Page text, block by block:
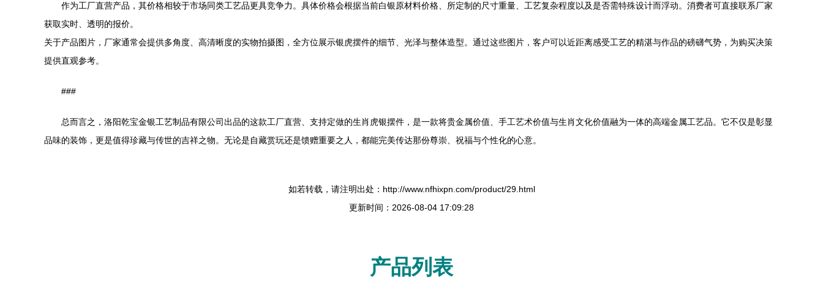
作为工厂直营产品，其价格相较于市场同类工艺品更具竞争力。具体价格会根据当前白银原材料价格、所定制的尺寸重量、工艺复杂程度以及是否需特殊设计而浮动。消费者可直接联系厂家
获取实时、透明的报价。
关于产品图片，厂家通常会提供多角度、高清晰度的实物拍摄图，全方位展示银虎摆件的细节、光泽与整体造型。通过这些图片，客户可以近距离感受工艺的精湛与作品的磅礴气势，为购买决策
提供直观参考。
###
总而言之，洛阳乾宝金银工艺制品有限公司出品的这款工厂直营、支持定做的生肖虎银摆件，是一款将贵金属价值、手工艺术价值与生肖文化价值融为一体的高端金属工艺品。它不仅是彰显
品味的装饰，更是值得珍藏与传世的吉祥之物。无论是自藏赏玩还是馈赠重要之人，都能完美传达那份尊崇、祝福与个性化的心意。
如若转载，请注明出处：http://www.nfhixpn.com/product/29.html
更新时间：2026-08-04 17:09:28
产品列表